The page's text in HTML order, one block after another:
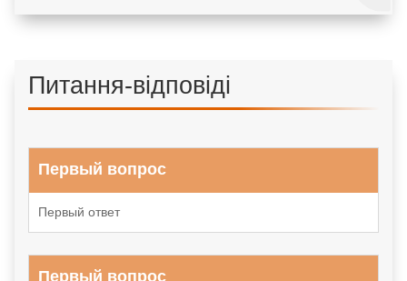
Питання-відповіді
Первый вопрос
Первый ответ
Первый вопрос